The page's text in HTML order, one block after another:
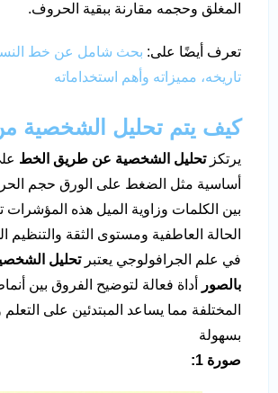
المغلق وحجمه مقارنة ببقية الحروف.
تعرف أيضًا على: بحث شامل عن خط
تاريخه، مميزاته وأهم استخداماته
كيف يتم تحليل الشخصية
يرتكزتحليل الشخصية عن طريق الخط
أساسية مثل الضغط على الورق حجم
بين الكلمات وزاوية الميل هذه
الحالة العاطفية ومستوى الثقة والتنظيم
في علم الجرافولوجي يعتبرتحليل
بالصور
أداة فعالة لتوضيح الفروق بين
المختلفة مما يساعد المبتدئين على التعلم
بسهولة
صورة 1: